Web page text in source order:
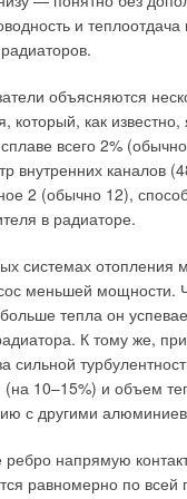
и
объясняются
который, как
всего 2%
внутренних каналов
2 (обычно 12),
в радиаторе.
системах отопления
меньшей мощности.
тепла он
К тому же,
сильной
10–15%) и объем
с другими
ребро напрямую
равномерно по всей
домов с
разработали
модель,
отопления:
в домах любой
35 атмосфер
VIP, GL, VOX,
как в классическом
давление 6 атм.,
R, VIP R, GL R
имеют разрушающее
автономного и
включительно. Ecos
по традиционной
“литье под
Алюминиевые
солей жесткости. В
слой трубы
такими, как
что для
технологию
прочность трубы и
ударам. В
позволяют
до 95°С
srl начало поставлять
32 мм в бухтах по
труба может
- залог спеха
трубы: российский